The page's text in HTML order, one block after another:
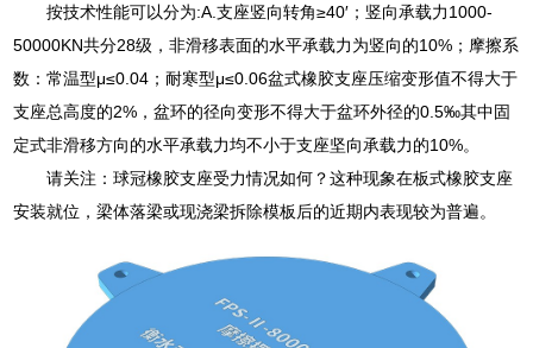
按技术性能可以分为:A.支座竖向转角≥40′；竖向承载力1000-
50000KN共分28级，非滑移表面的水平承载力为竖向的10%；摩擦系
数：常温型μ≤0.04；耐寒型μ≤0.06盆式橡胶支座压缩变形值不得大于
支座总高度的2%，盆环的径向变形不得大于盆环外径的0.5‰其中固
定式非滑移方向的水平承载力均不小于支座坚向承载力的10%。
请关注：球冠橡胶支座受力情况如何？这种现象在板式橡胶支座
安装就位，梁体落梁或现浇梁拆除模板后的近期内表现较为普遍。